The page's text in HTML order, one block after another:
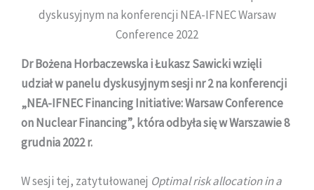
dyskusyjnym na konferencji NEA-IFNEC Warsaw
Conference 2022
Dr Bożena Horbaczewska i Łukasz Sawicki wzięli
udział w panelu dyskusyjnym sesji nr 2 na konferencji
„NEA-IFNEC Financing Initiative: Warsaw Conference
on Nuclear Financing”, która odbyła się w Warszawie 8
grudnia 2022 r.
W sesji tej, zatytułowanej Optimal risk allocation in a